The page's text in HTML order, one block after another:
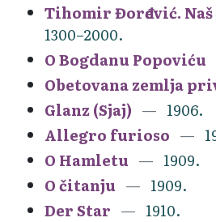
Tihomir Đorđević.
1300–2000.
O Bogdanu Popoviću
Obetovana zemlja
Glanz (Sjaj)
1906.
Allegro furioso
O Hamletu
1909.
O čitanju
1909.
Der Star
1910.